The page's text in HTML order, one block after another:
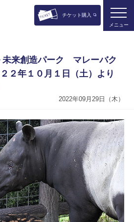
チケット購入
メニュー
未来創造パーク マレーバク
２年１０月１日（土）より
2022年09月29日（木）